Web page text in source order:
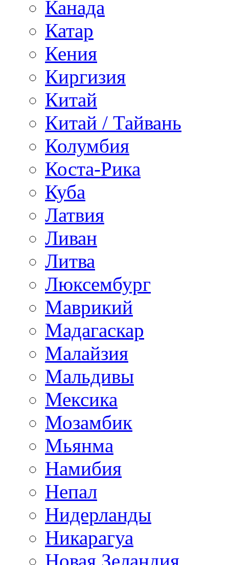
Канада
Катар
Кения
Киргизия
Китай
Китай / Тайвань
Колумбия
Коста-Рика
Куба
Латвия
Ливан
Литва
Люксембург
Маврикий
Мадагаскар
Малайзия
Мальдивы
Мексика
Мозамбик
Мьянма
Намибия
Непал
Нидерланды
Никарагуа